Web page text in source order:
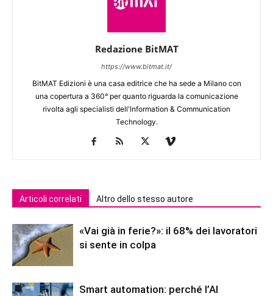
Redazione BitMAT
https://www.bitmat.it/
BitMAT Edizioni è una casa editrice che ha sede a Milano con
una copertura a 360° per quanto riguarda la comunicazione
rivolta agli specialisti dell'lnformation & Communication
Technology.
Articoli correlati Altro dello stesso autore
«Vai già in ferie?»: il 68% dei lavoratori
si sente in colpa
Smart automation: perché l’AI